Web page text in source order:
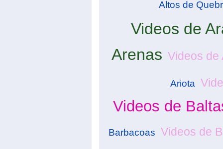
Altos de
Videos de
Arenas Videos de
Ariota
Videos de
Barbacoas Videos de